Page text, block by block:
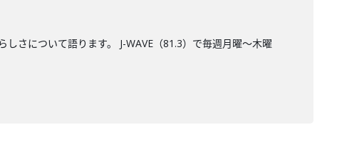
さについて語ります。 J-WAVE（81.3）で毎週月曜～木曜